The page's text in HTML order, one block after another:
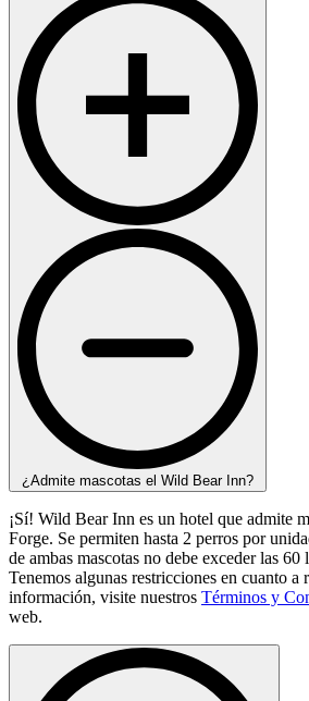
¿Admite mascotas el Wild Bear Inn?
¡Sí! Wild Bear Inn es un hotel que admite
Forge. Se permiten hasta 2 perros por
de ambas mascotas no debe exceder las
Tenemos algunas restricciones en cuanto a
información, visite nuestros Términos y
web.